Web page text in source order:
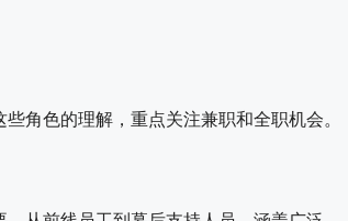
角色的理解，重点关注兼职和全职机会。